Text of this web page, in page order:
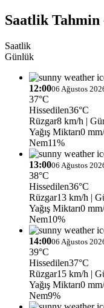
Saatlik Tahmin
Saatlik
Günlük
12:0006 Ağustos
37°C
Hissedilen36°C
Rüzgar8 km/h |
Yağış Miktarı0
Nem11%
13:0006 Ağustos
38°C
Hissedilen36°C
Rüzgar13 km/h |
Yağış Miktarı0
Nem10%
14:0006 Ağustos
39°C
Hissedilen37°C
Rüzgar15 km/h |
Yağış Miktarı0
Nem9%